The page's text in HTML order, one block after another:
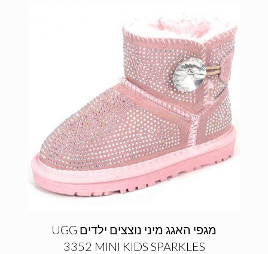
מגפי האגג מיני נוצצים ילדים UGG
3352 MINI KIDS SPARKLES